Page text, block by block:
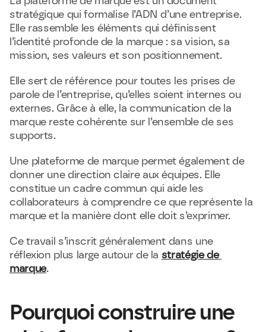
stratégique qui formalise l’ADN d’une entreprise.
Elle rassemble les éléments qui définissent
l’identité profonde de la marque : sa vision, sa
mission, ses valeurs et son positionnement.
Elle sert de référence pour toutes les prises de
parole de l’entreprise, qu’elles soient internes ou
externes. Grâce à elle, la communication de la
marque reste cohérente sur l’ensemble de ses
supports.
Une plateforme de marque permet également de
donner une direction claire aux équipes. Elle
constitue un cadre commun qui aide les
collaborateurs à comprendre ce que représente la
marque et la manière dont elle doit s’exprimer.
Ce travail s’inscrit généralement dans une
réflexion plus large autour de la stratégie de
marque.
Pourquoi construire une